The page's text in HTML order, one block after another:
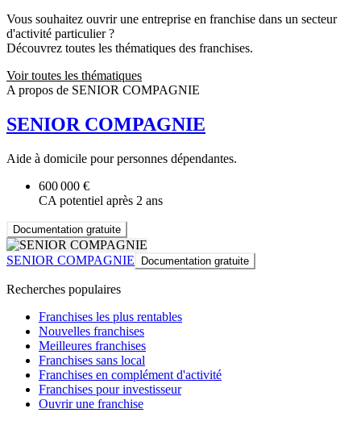
Vous souhaitez ouvrir une entreprise en franchise dans un secteur
d'activité particulier ?
Découvrez toutes les thématiques des franchises.
Voir toutes les thématiques
A propos de SENIOR COMPAGNIE
SENIOR COMPAGNIE
Aide à domicile pour personnes dépendantes.
600 000 €
CA potentiel après 2 ans
Documentation gratuite
SENIOR COMPAGNIE Documentation gratuite
Recherches populaires
Franchises les plus rentables
Nouvelles franchises
Meilleures franchises
Franchises sans local
Franchises en complément d'activité
Franchises pour investisseur
Ouvrir une franchise